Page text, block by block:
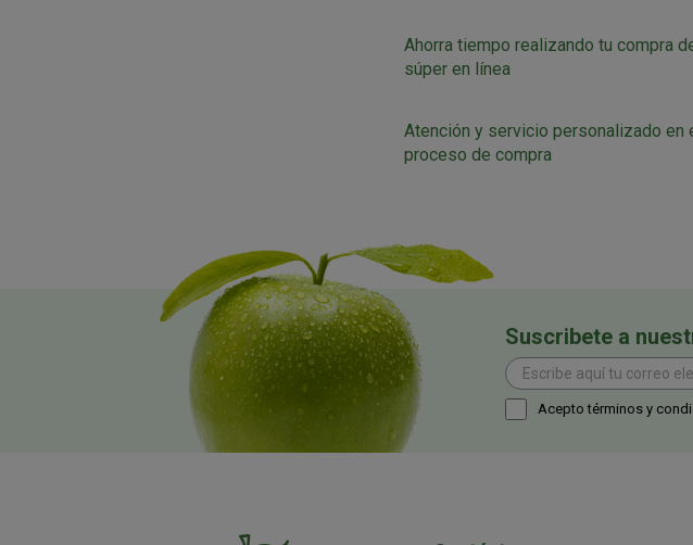
Ahorra tiempo realizando tu compra
súper en línea
Atención y servicio personalizado en
proceso de compra
Suscribete a
Acepto términos y